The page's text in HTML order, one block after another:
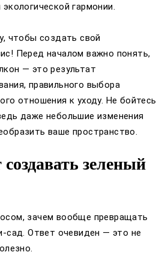
гармонии.
чтобы создать свой
Перед началом важно понять,
— это результат
правильного выбора
отношения к уходу. Не бойтесь
даже небольшие изменения
ваше пространство.
зеленый
зачем вообще превращать
сад. Ответ очевиден — это не